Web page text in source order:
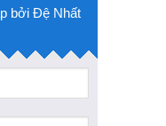
bởi Đệ Nhất